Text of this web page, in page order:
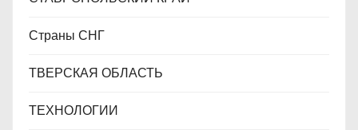
Страны СНГ
ТВЕРСКАЯ ОБЛАСТЬ
ТЕХНОЛОГИИ